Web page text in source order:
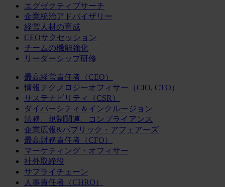
エグゼクティブサーチ
企業統治アドバイザリー
経営人材の育成
CEOサクセッション
チームの機能強化
リーダーシップ研修
最高経営責任者（CEO）
情報テクノロジーオフィサー（CIO, CTO）
サステナビリティ（CSR）
ダイバーシティ＆インクルージョン
法務、規制関連、コンプライアンス
企業広報&パブリック・アフェアーズ
最高財務責任者（CFO）
マーケティング・オフィサー
社外取締役
サプライチェーン
人事責任者（CHRO）